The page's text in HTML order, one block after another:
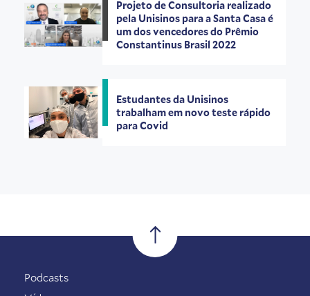
Projeto de Consultoria realizado
pela Unisinos para a Santa Casa é
um dos vencedores do Prêmio
Constantinus Brasil 2022
Estudantes da Unisinos
trabalham em novo teste rápido
para Covid
Podcasts